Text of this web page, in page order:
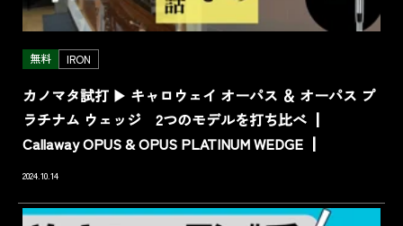
無料 IRON
カノマタ試打 ▶ キャロウェイ オーパス ＆ オーパス プ
ラチナム ウェッジ 2つのモデルを打ち比べ ┃
Callaway OPUS & OPUS PLATINUM WEDGE ┃
2024.10.14